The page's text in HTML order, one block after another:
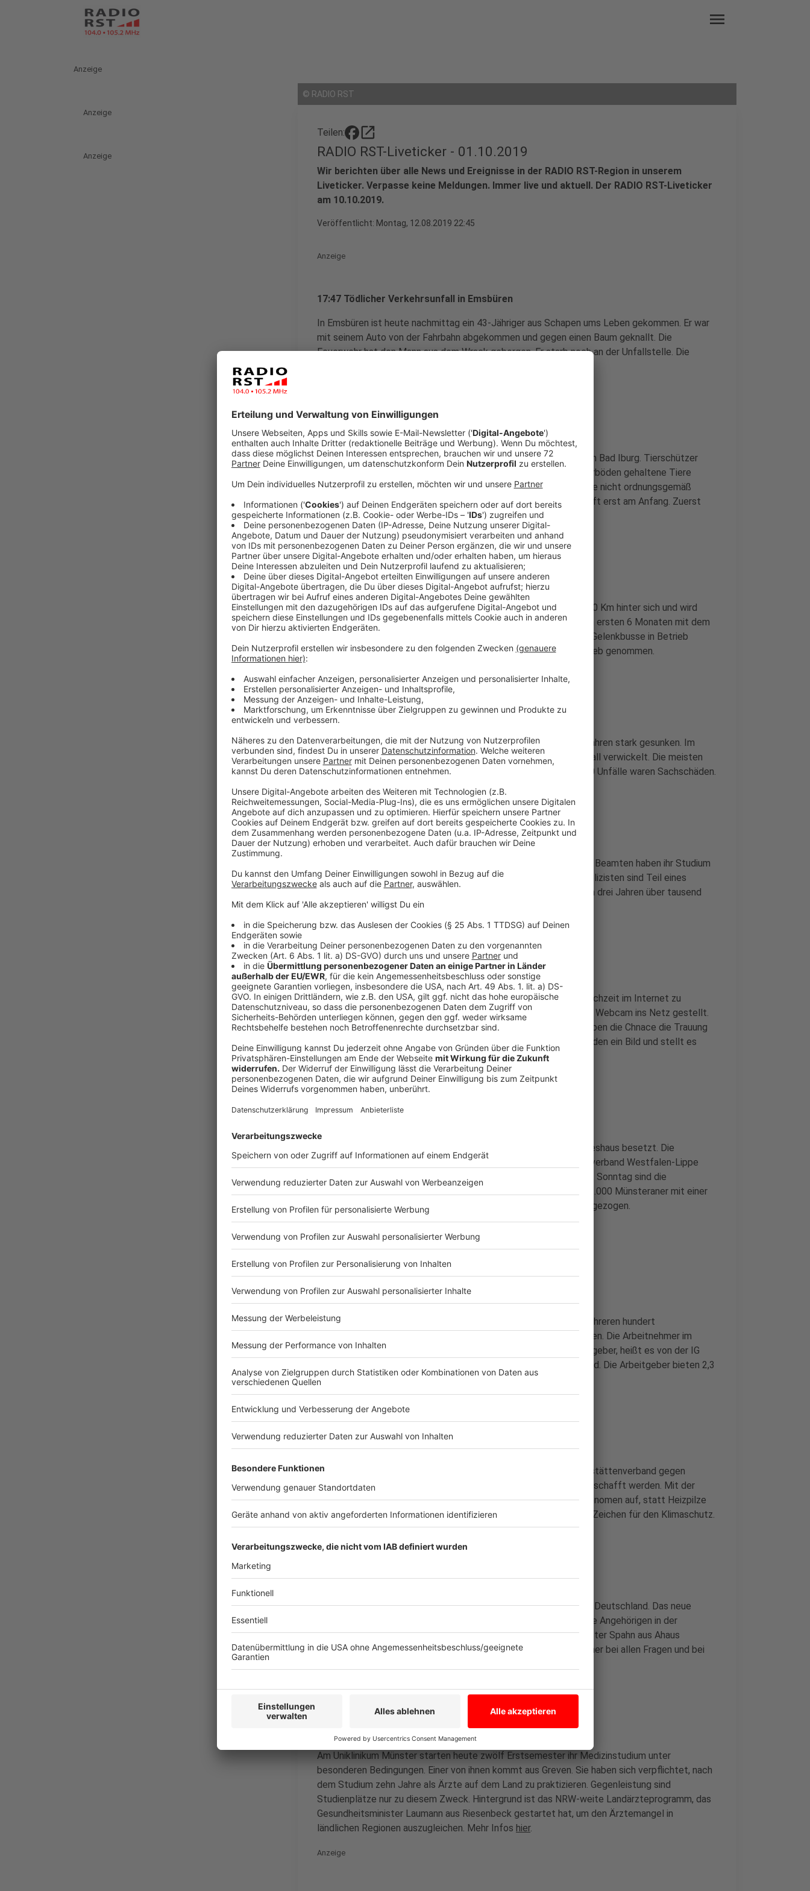
menu
Anzeige
Anzeige
Anzeige
© RADIO RST
Teilen: open_in_new
RADIO RST-Liveticker - 01.10.2019
Wir berichten über alle News und Ereignisse in der RADIO RST-Region in unserem
Liveticker. Verpasse keine Meldungen. Immer live und aktuell. Der RADIO RST-Liveticker
am 10.10.2019.
Veröffentlicht: Montag, 12.08.2019 22:45
Anzeige
17:47 Tödlicher Verkehrsunfall in Emsbüren
In Emsbüren ist heute nachmittag ein 43-Jähriger aus Schapen ums Leben gekommen. Er war
mit seinem Auto von der Fahrbahn abgekommen und gegen einen Baum geknallt. Die
Feuerwehr hat den Mann aus dem Wrack geborgen. Er starb noch an der Unfallstelle. Die
17:05 Ermittlungen gegen Hühnerbetrieb
Die Staatsanwaltschaft ermittelt gegen einen Biohühnerbetrieb in Bad Iburg. Tierschützer
hatten Videos vorgelegt, die zusammengepferchte und auf Gitterböden gehaltene Tiere
zeigen. Versteckte Kameras hätten dokumentiert, dass tote Tiere nicht ordnungsgemäß
entsorgt wurden. Die Ermittlungen stehen laut Staatsanwaltschaft erst am Anfang. Zuerst
werde das Video-Material ausgewertet.
Anzeige
15:39 E-Bus-Wartungen
Die E-Bus-Flotte der Stadtwerke Osnabrück hat die ersten 30.000 Km hinter sich und wird
jetzt geprüft. Ein Sprecher betont, dass die Stadtwerke nach den ersten 6 Monaten mit dem
E-Betrieb zufrieden sind. Ende März hatten die Stadtwerke 13 E-Gelenkbusse in Betrieb
genommen. Fast 50 Busse sind bestellt und werden 2020 in Betrieb genommen.
Anzeige
15:37 Unfälle mit Straßenwärtnern
Die Zahl der Unfälle mit Straßenwärtern ist in den vergangenen Jahren stark gesunken. Im
vergangenen Jahr wurden in NRW 517 Straßenwärter in einen Unfall verwickelt. Die meisten
Unfälle wurden durch andere Verkehrsteilnehmer verursacht - 450 Unfälle waren Sachschäden.
Anzeige
13:49 Neue Polizisten für Niedersachsen
Niedersachsen hat ab sofort fast 800 neue Polizisten. Die jungen Beamten haben ihr Studium
erfolgreich an der Polizei-Akademie abgeschlossen. Die neuen Polizisten sind Teil eines
Personalstärkungsprogramms. Geplant ist das bis in den nächsten drei Jahren über tausend
zusätzliche Polizisten so ausgebildet sind.
Anzeige
11:50 Webcam im Standesamt Emsdetten
In Emsdetten haben Brautpaare ab sofort die Möglichkeit ihre Hochzeit im Internet zu
übertragen. Auf Wunsch werden Live-Bilder der Trauung über eine Webcam ins Netz gestellt.
Die Idee dahinter: Gäste, die nicht an der Hochzeit teilnehmen, haben die Chnace die Trauung
zu verfolgen. Die Webcam auf Hof Deitmar erstellt alle 10 Sekunden ein Bild und stellt es
automatisch ins Internet.
Anzeige
In Münster haben Klimaaktivisten einen Baum vor dem LWL-Landeshaus besetzt. Die
Aktivisten von Fossil Free Münster fordern vom Landwirtschaftsverband Westfalen-Lippe
seine Aktienbeteiligung am Energiekonzern RWE aufzugeben. Seit Sonntag sind die
Klimaaktivisten in ihrem Baumhaus. Erst am Wochenende hatten 2.000 Münsteraner mit einer
Menschenkette eine symbolische Rote Linie auf der Promenade gezogen.
10:10 Warnstreik im Schlosser-Handwerk
In NRW streiken heute Schlosser. Der zentrale Warnstreik von mehreren hundert
Beschäftigten aus 19 Betrieben in NRW ist um 11 Uhr in Emsdetten. Die Arbeitnehmer im
Schlosserhandwerk sind unzufrieden mit dem Angebot der Arbeitgeber, heißt es von der IG
Metall Rheine. Die Gewerkschaft fordert sechs Prozent mehr Geld. Die Arbeitgeber bieten 2,3
Prozent.
08:00 Kuscheln fürs Klima in Münster
In Münster kämpft die Stadt zusammen mit dem Hotel und Gaststättenverband gegen
"Heizpilze". Ziel ist es, dass die klimaschädlichen Heizgeräte abgeschafft werden. Mit der
Aktion "Kuscheln fürs Klima" fordert die Stadt Münster die Gastronomen auf, statt Heizpilze
aufzustellen, Decken an die Gäste zu verteilen. Das sei ein gutes Zeichen für den Klimaschutz.
07:10 Pilotprojekt Pflege in Nordhorn
In Nordhorn startet heute das erste Pflegekompetenzzentrum in Deutschland. Das neue
Zentrum ist ein Pilotprojekt und betreut Pflegebedürftige und ihre Angehörigen in der
Grafschaft Bentheim und im Landkreis Emsland. Gesundheitsminister Spahn aus Ahaus
eröffnet es heute. Fallmanager helfen als zentrale Ansprechpartner bei allen Fragen und bei
Anzeige
06:50 neue Landärzte starten ihr Studium
Am Uniklinikum Münster starten heute zwölf Erstsemester ihr Medizinstudium unter
besonderen Bedingungen. Einer von ihnen kommt aus Greven. Sie haben sich verpflichtet, nach
dem Studium zehn Jahre als Ärzte auf dem Land zu praktizieren. Gegenleistung sind
Studienplätze nur zu diesem Zweck. Hintergrund ist das NRW-weite Landärzteprogramm, das
Gesundheitsminister Laumann aus Riesenbeck gestartet hat, um den Ärztemangel in
ländlichen Regionen auszugleichen. Mehr Infos hier.
Anzeige